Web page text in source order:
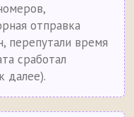
отправка
перепутали время
сработал
далее).